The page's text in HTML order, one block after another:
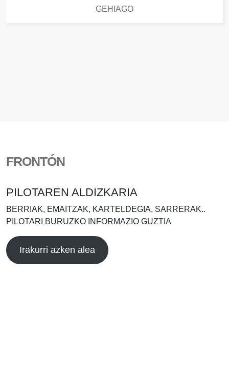
GEHIAGO
FRONTÓN
PILOTAREN ALDIZKARIA
BERRIAK, EMAITZAK, KARTELDEGIA, SARRERAK..
PILOTARI BURUZKO INFORMAZIO GUZTIA
Irakurri azken alea